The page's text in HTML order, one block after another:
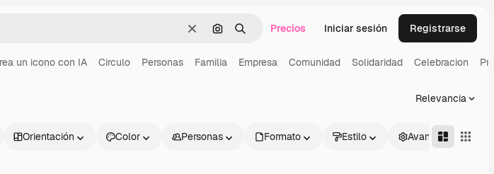
BorrarBuscar por imagen
BuscarPrecios Iniciar sesión Registrarse
un icono con IA Circulo Personas Familia Empresa Comunidad Solidaridad Celebracion
Relevancia
Orientación Color Personas Formato Estilo Avanzado